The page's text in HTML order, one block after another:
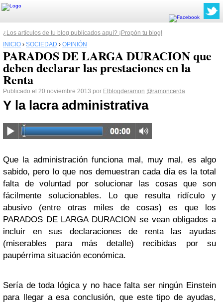
¿Los artículos de tu blog publicados aquí? ¡Propón tu blog!
INICIO › SOCIEDAD › OPINIÓN
PARADOS DE LARGA DURACION que
deben declarar las prestaciones en la
Renta
Publicado el 20 noviembre 2013 por Elblogderamon @ramoncerda
Y la lacra administrativa
Que la administración funciona mal, muy mal, es algo
sabido, pero lo que nos demuestran cada día es la total
falta de voluntad por solucionar las cosas que son
fácilmente solucionables. Lo que resulta ridículo y
abusivo (entre otras miles de cosas) es que los
PARADOS DE LARGA DURACION se vean obligados a
incluir en sus declaraciones de renta las ayudas
(miserables para más detalle) recibidas por su
paupérrima situación económica.
Sería de toda lógica y no hace falta ser ningún Einstein
para llegar a esa conclusión, que este tipo de ayudas,